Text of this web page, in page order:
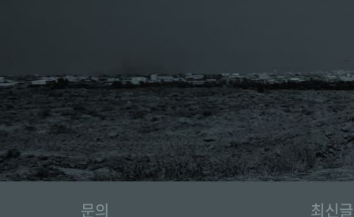
문의 최신글